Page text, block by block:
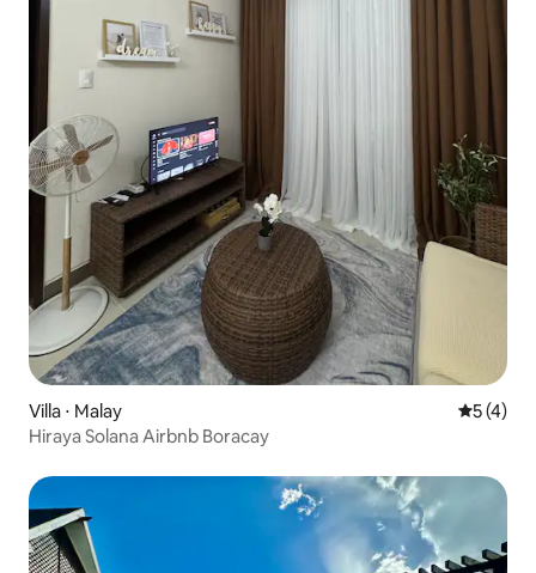
Villa ⋅ Malay
5 (4)
Hiraya Solana Airbnb Boracay